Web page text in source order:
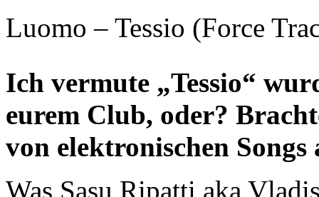
Luomo – Tessio (Force
Ich vermute „Tessio“
eurem Club, oder?
von elektronischen
Was Sasu Ripatti aka